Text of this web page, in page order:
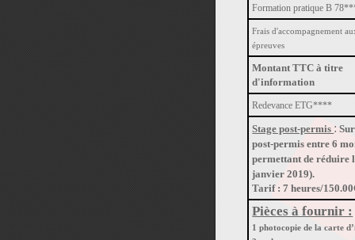
Formation pratique B
Frais d'accompagnement
épreuves
Montant TTC à titre
d'information
Redevance ETG****
Stage post-permis :
post-permis entre 6
permettant de réduire
janvier 2019).
Tarif : 7 heures/
Pièces à fournir :
1 photocopie de la carte